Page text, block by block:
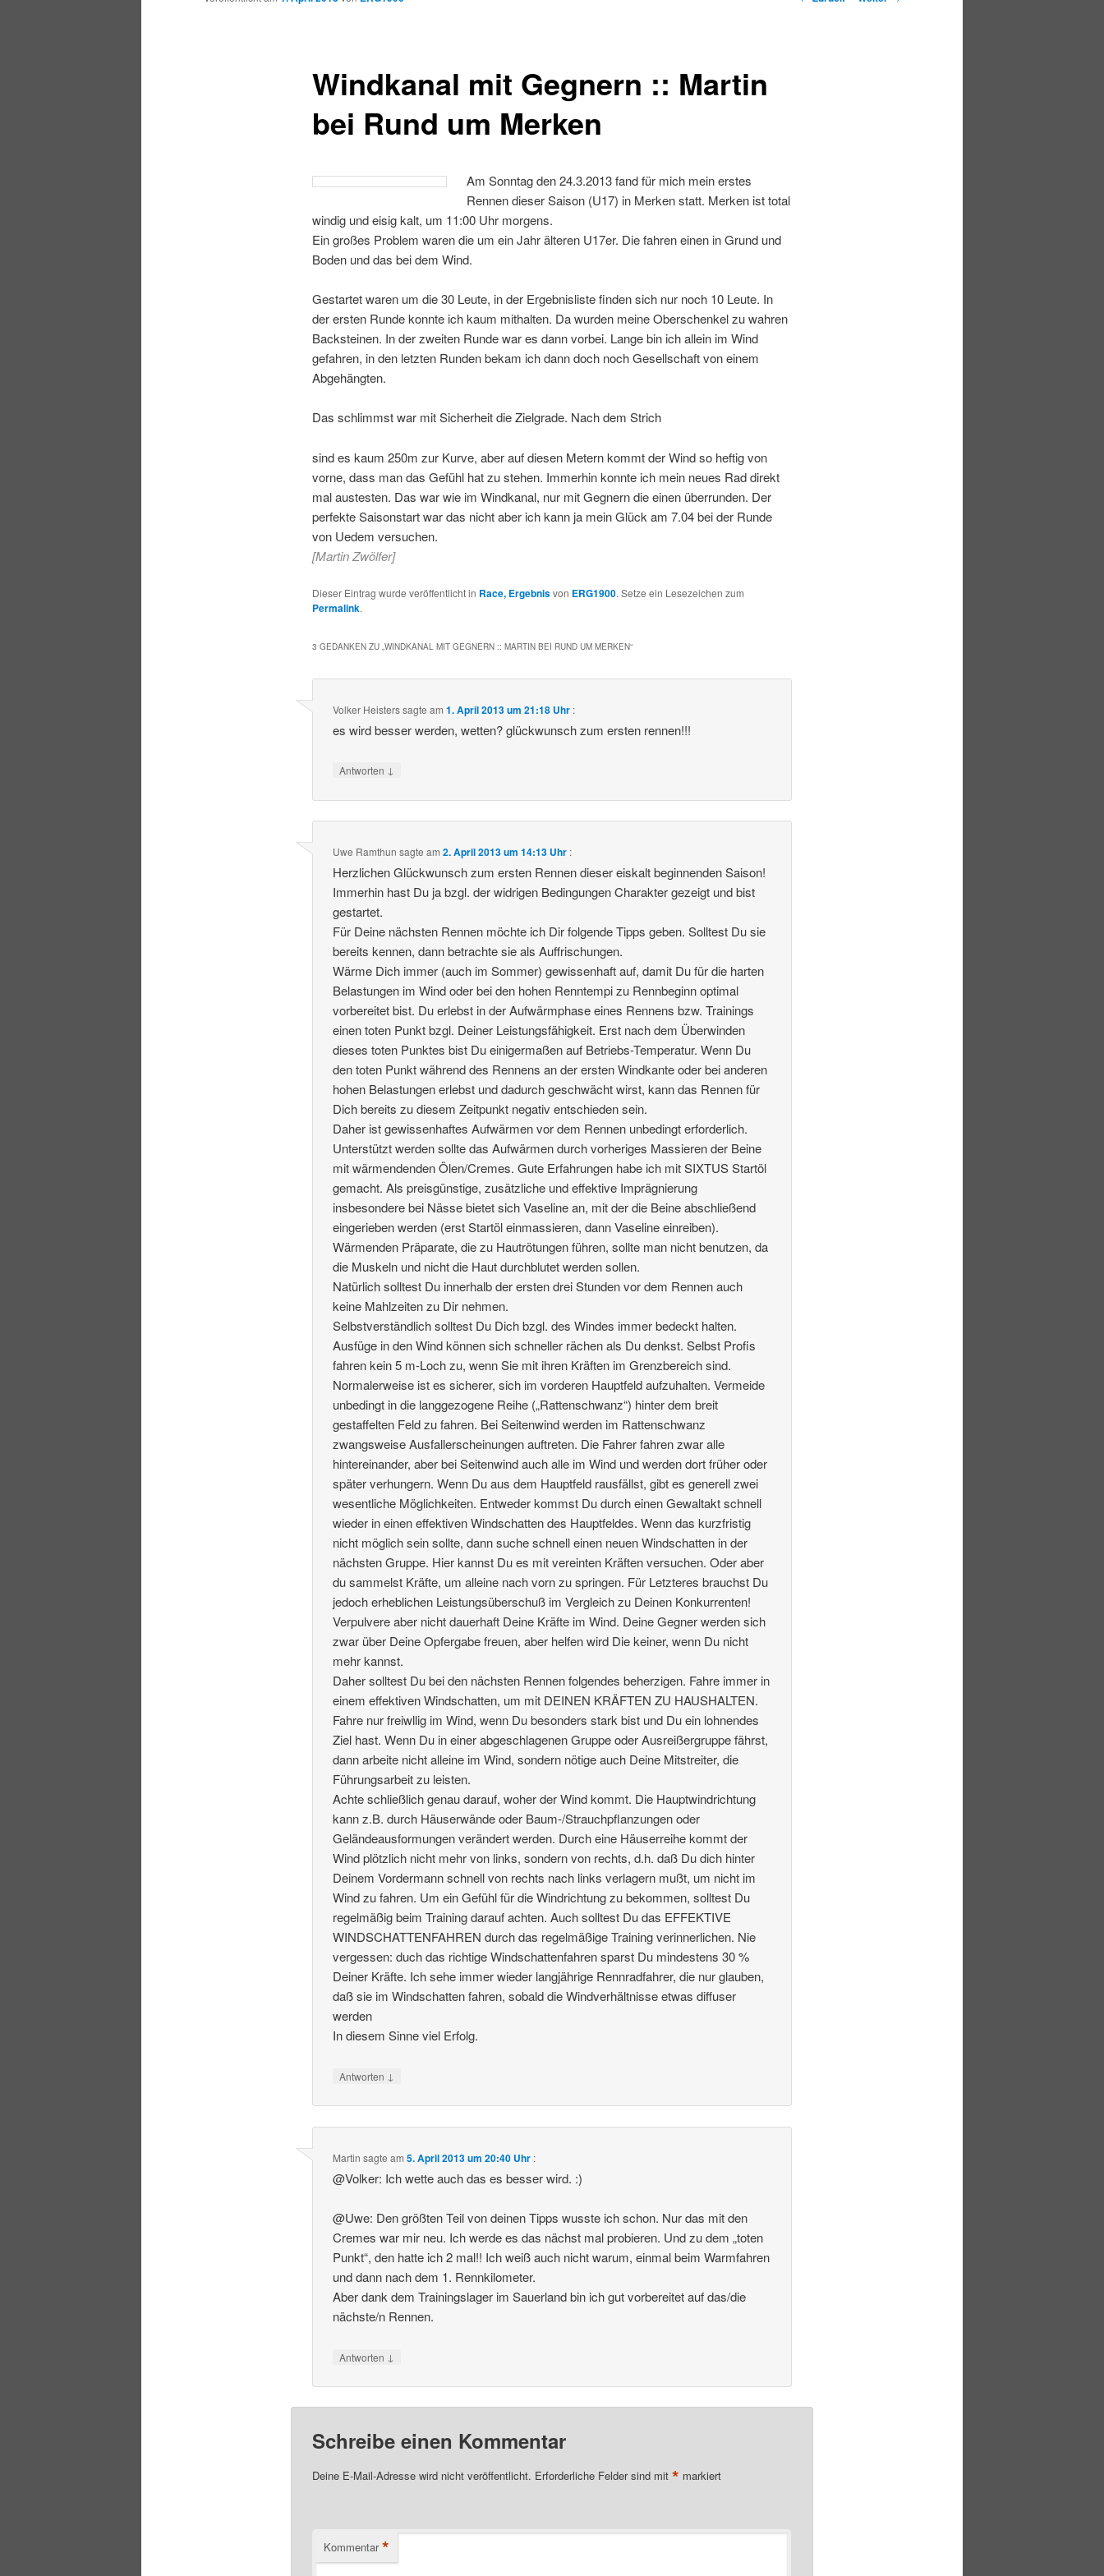
Windkanal mit Gegnern :: Martin
bei Rund um Merken
Am Sonntag den 24.3.2013 fand für mich mein erstes
Rennen dieser Saison (U17) in Merken statt. Merken ist total
windig und eisig kalt, um 11:00 Uhr morgens.
Ein großes Problem waren die um ein Jahr älteren U17er. Die fahren einen in Grund und
Boden und das bei dem Wind.
Gestartet waren um die 30 Leute, in der Ergebnisliste finden sich nur noch 10 Leute. In
der ersten Runde konnte ich kaum mithalten. Da wurden meine Oberschenkel zu wahren
Backsteinen. In der zweiten Runde war es dann vorbei. Lange bin ich allein im Wind
gefahren, in den letzten Runden bekam ich dann doch noch Gesellschaft von einem
Abgehängten.
Das schlimmst war mit Sicherheit die Zielgrade. Nach dem Strich
sind es kaum 250m zur Kurve, aber auf diesen Metern kommt der Wind so heftig von
vorne, dass man das Gefühl hat zu stehen. Immerhin konnte ich mein neues Rad direkt
mal austesten. Das war wie im Windkanal, nur mit Gegnern die einen überrunden. Der
perfekte Saisonstart war das nicht aber ich kann ja mein Glück am 7.04 bei der Runde
von Uedem versuchen.
[Martin Zwölfer]
Dieser Eintrag wurde veröffentlicht in Race, Ergebnisvon ERG1900. Setze ein Lesezeichen zum
Permalink.
3 GEDANKEN ZU „ WINDKANAL MIT GEGNERN :: MARTIN BEI RUND UM MERKEN“
Volker Heisterssagte am1. April 2013 um 21:18 Uhr :
es wird besser werden, wetten? glückwunsch zum ersten rennen!!!
Antworten ↓
Uwe Ramthun sagte am2. April 2013 um 14:13 Uhr :
Herzlichen Glückwunsch zum ersten Rennen dieser eiskalt beginnenden Saison!
Immerhin hast Du ja bzgl. der widrigen Bedingungen Charakter gezeigt und bist
gestartet.
Für Deine nächsten Rennen möchte ich Dir folgende Tipps geben. Solltest Du sie
bereits kennen, dann betrachte sie als Auffrischungen.
Wärme Dich immer (auch im Sommer) gewissenhaft auf, damit Du für die harten
Belastungen im Wind oder bei den hohen Renntempi zu Rennbeginn optimal
vorbereitet bist. Du erlebst in der Aufwärmphase eines Rennens bzw. Trainings
einen toten Punkt bzgl. Deiner Leistungsfähigkeit. Erst nach dem Überwinden
dieses toten Punktes bist Du einigermaßen auf Betriebs-Temperatur. Wenn Du
den toten Punkt während des Rennens an der ersten Windkante oder bei anderen
hohen Belastungen erlebst und dadurch geschwächt wirst, kann das Rennen für
Dich bereits zu diesem Zeitpunkt negativ entschieden sein.
Daher ist gewissenhaftes Aufwärmen vor dem Rennen unbedingt erforderlich.
Unterstützt werden sollte das Aufwärmen durch vorheriges Massieren der Beine
mit wärmendenden Ölen/Cremes. Gute Erfahrungen habe ich mit SIXTUS Startöl
gemacht. Als preisgünstige, zusätzliche und effektive Imprägnierung
insbesondere bei Nässe bietet sich Vaseline an, mit der die Beine abschließend
eingerieben werden (erst Startöl einmassieren, dann Vaseline einreiben).
Wärmenden Präparate, die zu Hautrötungen führen, sollte man nicht benutzen, da
die Muskeln und nicht die Haut durchblutet werden sollen.
Natürlich solltest Du innerhalb der ersten drei Stunden vor dem Rennen auch
keine Mahlzeiten zu Dir nehmen.
Selbstverständlich solltest Du Dich bzgl. des Windes immer bedeckt halten.
Ausfüge in den Wind können sich schneller rächen als Du denkst. Selbst Profis
fahren kein 5 m-Loch zu, wenn Sie mit ihren Kräften im Grenzbereich sind.
Normalerweise ist es sicherer, sich im vorderen Hauptfeld aufzuhalten. Vermeide
unbedingt in die langgezogene Reihe („Rattenschwanz“) hinter dem breit
gestaffelten Feld zu fahren. Bei Seitenwind werden im Rattenschwanz
zwangsweise Ausfallerscheinungen auftreten. Die Fahrer fahren zwar alle
hintereinander, aber bei Seitenwind auch alle im Wind und werden dort früher oder
später verhungern. Wenn Du aus dem Hauptfeld rausfällst, gibt es generell zwei
wesentliche Möglichkeiten. Entweder kommst Du durch einen Gewaltakt schnell
wieder in einen effektiven Windschatten des Hauptfeldes. Wenn das kurzfristig
nicht möglich sein sollte, dann suche schnell einen neuen Windschatten in der
nächsten Gruppe. Hier kannst Du es mit vereinten Kräften versuchen. Oder aber
du sammelst Kräfte, um alleine nach vorn zu springen. Für Letzteres brauchst Du
jedoch erheblichen Leistungsüberschuß im Vergleich zu Deinen Konkurrenten!
Verpulvere aber nicht dauerhaft Deine Kräfte im Wind. Deine Gegner werden sich
zwar über Deine Opfergabe freuen, aber helfen wird Die keiner, wenn Du nicht
mehr kannst.
Daher solltest Du bei den nächsten Rennen folgendes beherzigen. Fahre immer in
einem effektiven Windschatten, um mit DEINEN KRÄFTEN ZU HAUSHALTEN.
Fahre nur freiwllig im Wind, wenn Du besonders stark bist und Du ein lohnendes
Ziel hast. Wenn Du in einer abgeschlagenen Gruppe oder Ausreißergruppe fährst,
dann arbeite nicht alleine im Wind, sondern nötige auch Deine Mitstreiter, die
Führungsarbeit zu leisten.
Achte schließlich genau darauf, woher der Wind kommt. Die Hauptwindrichtung
kann z.B. durch Häuserwände oder Baum-/Strauchpflanzungen oder
Geländeausformungen verändert werden. Durch eine Häuserreihe kommt der
Wind plötzlich nicht mehr von links, sondern von rechts, d.h. daß Du dich hinter
Deinem Vordermann schnell von rechts nach links verlagern mußt, um nicht im
Wind zu fahren. Um ein Gefühl für die Windrichtung zu bekommen, solltest Du
regelmäßig beim Training darauf achten. Auch solltest Du das EFFEKTIVE
WINDSCHATTENFAHREN durch das regelmäßige Training verinnerlichen. Nie
vergessen: duch das richtige Windschattenfahren sparst Du mindestens 30 %
Deiner Kräfte. Ich sehe immer wieder langjährige Rennradfahrer, die nur glauben,
daß sie im Windschatten fahren, sobald die Windverhältnisse etwas diffuser
werden
In diesem Sinne viel Erfolg.
Antworten ↓
Martin sagte am5. April 2013 um 20:40 Uhr :
@Volker: Ich wette auch das es besser wird. :)
@Uwe: Den größten Teil von deinen Tipps wusste ich schon. Nur das mit den
Cremes war mir neu. Ich werde es das nächst mal probieren. Und zu dem „toten
Punkt“, den hatte ich 2 mal!! Ich weiß auch nicht warum, einmal beim Warmfahren
und dann nach dem 1. Rennkilometer.
Aber dank dem Trainingslager im Sauerland bin ich gut vorbereitet auf das/die
nächste/n Rennen.
Antworten ↓
Schreibe einen Kommentar
Deine E-Mail-Adresse wird nicht veröffentlicht. Erforderliche Felder sind mit * markiert
Kommentar *